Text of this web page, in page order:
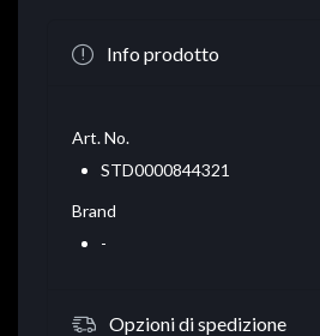
Info prodotto
Art. No.
STD0000844321
Brand
-
Opzioni di spedizione